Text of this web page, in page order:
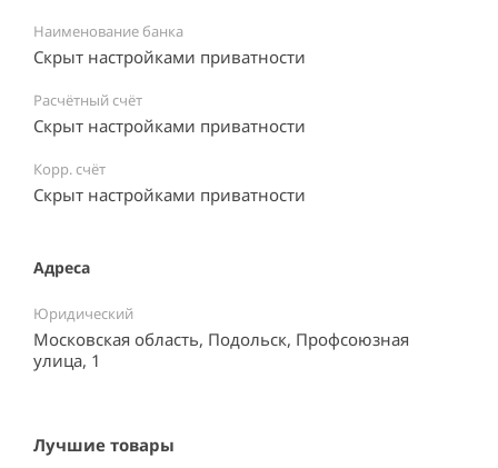
Наименование банка
Скрыт настройками приватности
Расчётный счёт
Скрыт настройками приватности
Корр. счёт
Скрыт настройками приватности
Адреса
Юридический
Московская область, Подольск, Профсоюзная
улица, 1
Лучшие товары